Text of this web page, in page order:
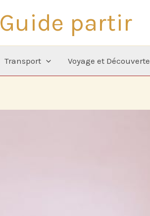
Guide partir
Transport Voyage et Découverte